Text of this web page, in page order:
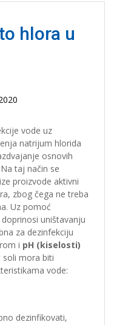
hlora u
vode uz
natrijum hlorida
osnovih
taj način se
proizvode aktivni
zbog čega ne treba
Uz pomoć
uništavanju
za dezinfekciju
i pH (kiselosti)
soli mora biti
vode:
dezinfikovati,